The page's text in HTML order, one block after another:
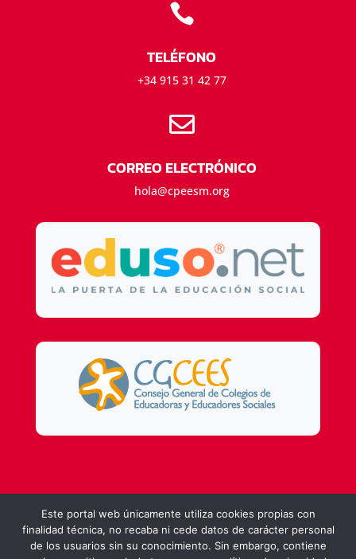

TELÉFONO
+34 915 31 42 77

CORREO ELECTRÓNICO
hola@cpeesm.org
Este portal web únicamente utiliza cookies propias con
finalidad técnica, no recaba ni cede datos de carácter personal
de los usuarios sin su conocimiento. Sin embargo, contiene